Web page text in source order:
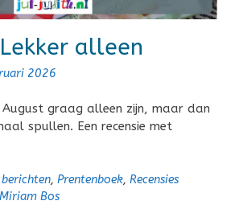
alleen
2026
graag alleen zijn, maar dan
spullen. Een recensie met
, Prentenboek, Recensies
Miriam Bos